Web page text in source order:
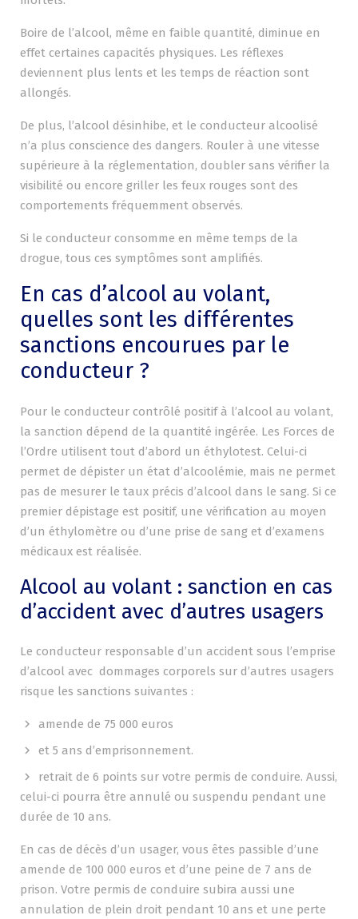
Boire de l’alcool, même en faible quantité, diminue en
effet certaines capacités physiques. Les réflexes
deviennent plus lents et les temps de réaction sont
allongés.
De plus, l’alcool désinhibe, et le conducteur alcoolisé
n’a plus conscience des dangers. Rouler à une vitesse
supérieure à la réglementation, doubler sans vérifier la
visibilité ou encore griller les feux rouges sont des
comportements fréquemment observés.
Si le conducteur consomme en même temps de la
drogue, tous ces symptômes sont amplifiés.
En cas d’alcool au volant,
quelles sont les différentes
sanctions encourues par le
conducteur ?
Pour le conducteur contrôlé positif à l’alcool au volant,
la sanction dépend de la quantité ingérée. Les Forces de
l’Ordre utilisent tout d’abord un éthylotest. Celui-ci
permet de dépister un état d’alcoolémie, mais ne permet
pas de mesurer le taux précis d’alcool dans le sang. Si ce
premier dépistage est positif, une vérification au moyen
d’un éthylomètre ou d’une prise de sang et d’examens
médicaux est réalisée.
Alcool au volant : sanction en cas
d’accident avec d’autres usagers
Le conducteur responsable d’un accident sous l’emprise
d’alcool avec dommages corporels sur d’autres usagers
risque les sanctions suivantes :
amende de 75 000 euros
et 5 ans d’emprisonnement.
retrait de 6 points sur votre permis de conduire. Aussi,
celui-ci pourra être annulé ou suspendu pendant une
durée de 10 ans.
En cas de décès d’un usager, vous êtes passible d’une
amende de 100 000 euros et d’une peine de 7 ans de
prison. Votre permis de conduire subira aussi une
annulation de plein droit pendant 10 ans et une perte